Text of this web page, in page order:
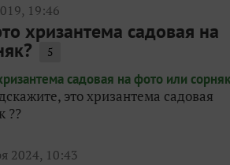
19:46
хризантема садовая на
5
это хризантема садовая
??
2024, 10:43